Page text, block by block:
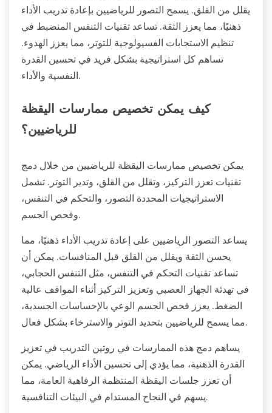
يقلل من القلق. يسمح التصور للرياضيين بإعادة تدريب الأداء
ذهنيًا، مما يعزز الثقة. تساعد تقنيات التنفس المنضبط في
تنظيم الاستجابات الفسيولوجية للتوتر، مما يعزز الهدوء.
تساهم كل استراتيجية بشكل فريد في تحسين القدرة
النفسية والأداء.
كيف يمكن تخصيص ممارسات اليقظة
للرياضيين؟
يمكن تخصيص ممارسات اليقظة للرياضيين من خلال دمج
تقنيات تعزز التركيز، وتقلل من القلق، وتدير التوتر. تشمل
الاستراتيجيات المحددة التصور، والتحكم في التنفس،
وفحص الجسم.
يساعد التصور الرياضيين على إعادة تدريب الأداء ذهنيًا، مما
يحسن الثقة ويقلل من القلق قبل المنافسات. يمكن أن
تساعد تقنيات التحكم في التنفس، مثل التنفس الحجابي،
في تهدئة الجهاز العصبي وتعزيز التركيز أثناء المواقف عالية
الضغط. يعزز فحص الجسم الوعي بالإحساسات الجسدية،
مما يسمح للرياضيين بتحديد التوتر والاسترخاء بشكل فعال.
يساهم دمج هذه الممارسات في روتين التدريب في تعزيز
القدرة الذهنية، مما يؤدي إلى تحسين الأداء الرياضي. يمكن
أن تعزز جلسات اليقظة المنتظمة الرفاهية العامة، مما
يسهم في النجاح المستدام في البيئات التنافسية.